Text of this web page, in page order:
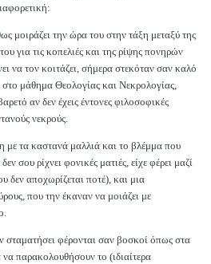
μοιράζει την ώρα του στην τάξη μεταξύ της
για τις κοπελιές και της ρίψης πονηρών
να τον κοιτάζει, σήμερα στεκόταν σαν καλό
στο μάθημα Θεολογίας και Νεκρολογίας,
αν δεν έχεις έντονες φιλοσοφικές
νεκρούς.
τα καστανά μαλλιά και το βλέμμα που
σου ρίχνει φονικές ματιές, είχε φέρει μαζί
δεν αποχωρίζεται ποτέ), και μια
που την έκαναν να μοιάζει με
σταματήσει φέρονται σαν βοσκοί όπως στα
παρακολουθήσουν το (ιδιαίτερα